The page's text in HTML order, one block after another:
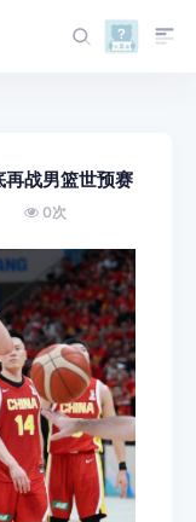
战男篮世预赛
0次